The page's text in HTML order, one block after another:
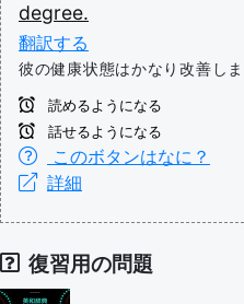
degree.
翻訳する
彼の健康状態はかなり改善しま
読めるようになる
話せるようになる
このボタンはなに？
詳細
復習用の問題